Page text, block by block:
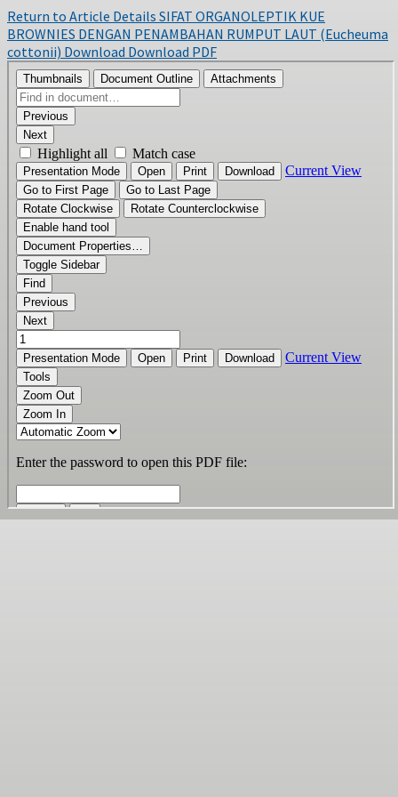
Return to Article Details SIFAT ORGANOLEPTIK KUE
BROWNIES DENGAN PENAMBAHAN RUMPUT LAUT (Eucheuma
cottonii) Download Download PDF